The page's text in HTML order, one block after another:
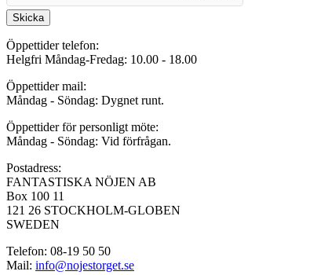
Skicka
Öppettider telefon:
Helgfri Måndag-Fredag: 10.00 - 18.00
Öppettider mail:
Måndag - Söndag: Dygnet runt.
Öppettider för personligt möte:
Måndag - Söndag: Vid förfrågan.
Postadress:
FANTASTISKA NÖJEN AB
Box 100 11
121 26 STOCKHOLM-GLOBEN
SWEDEN
Telefon: 08-19 50 50
Mail: info@nojestorget.se